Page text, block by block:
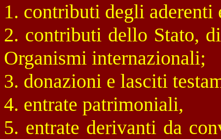
1. contributi degli
2. contributi dello Stato,
Organismi internazionali;
3. donazioni e lasciti
4. entrate patrimoniali,
5. entrate derivanti da